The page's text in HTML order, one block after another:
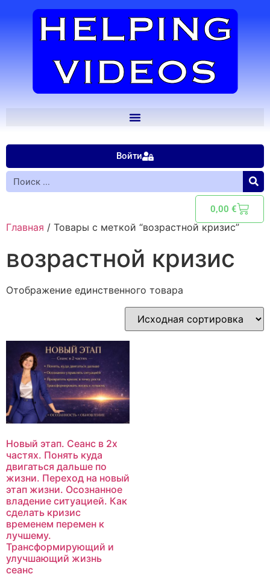
Войти
0,00 €
Главная / Товары с меткой “возрастной кризис”
возрастной кризис
Отображение единственного товара
Новый этап. Сеанс в 2х
частях. Понять куда
двигаться дальше по
жизни. Переход на новый
этап жизни. Осознанное
владение ситуацией. Как
сделать кризис
временем перемен к
лучшему.
Трансформирующий и
улучшающий жизнь
сеанс